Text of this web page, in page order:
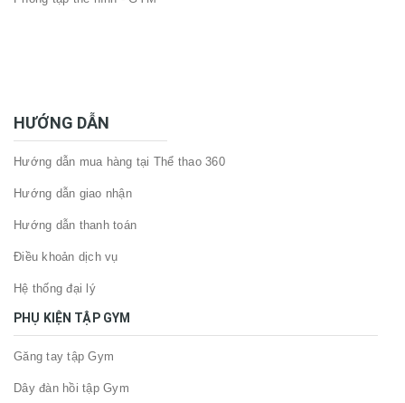
HƯỚNG DẪN
Hướng dẫn mua hàng tại Thể thao 360
Hướng dẫn giao nhận
Hướng dẫn thanh toán
Điều khoản dịch vụ
Hệ thống đại lý
PHỤ KIỆN TẬP GYM
Găng tay tập Gym
Dây đàn hồi tập Gym